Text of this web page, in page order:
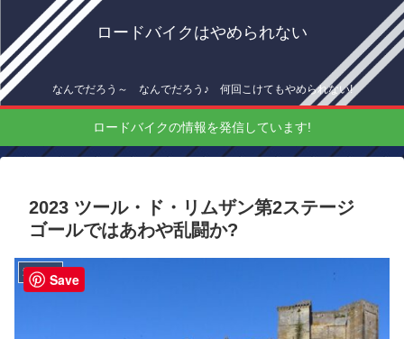
ロードバイクはやめられない
なんでだろう～ なんでだろう♪ 何回こけてもやめられない!
ロードバイクの情報を発信しています!
2023 ツール・ド・リムザン第2ステージ
ゴールではあわや乱闘か?
海外情報Save